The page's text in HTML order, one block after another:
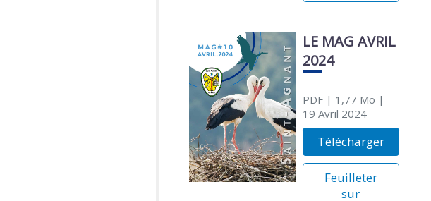
LE MAG AVRIL
2024
PDF| 1,77 Mo |
19 Avril 2024
Télécharger
Feuilleter
sur